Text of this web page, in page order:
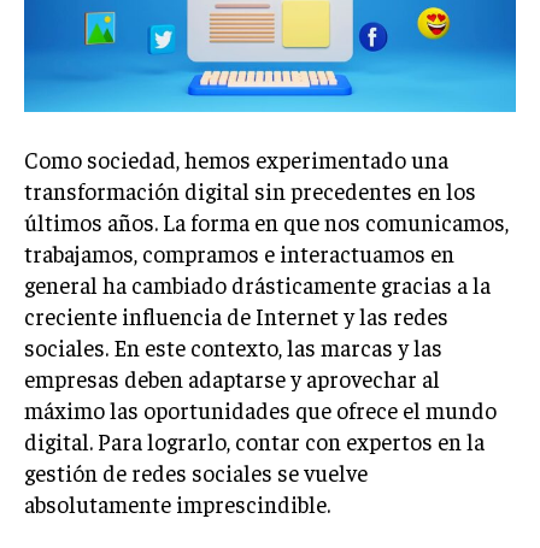
Your Profile
LIFESTYLE PUBLIC OPINION
LIFESTYLE
MARKETING
Como sociedad, hemos experimentado una
transformación digital sin precedentes en los
últimos años. La forma en que nos comunicamos,
trabajamos, compramos e interactuamos en
general ha cambiado drásticamente gracias a la
creciente influencia de Internet y las redes
sociales. En este contexto, las marcas y las
empresas deben adaptarse y aprovechar al
máximo las oportunidades que ofrece el mundo
digital. Para lograrlo, contar con expertos en la
gestión de redes sociales se vuelve
absolutamente imprescindible.